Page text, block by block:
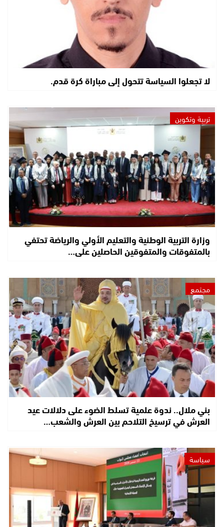
لا تجعلوا السياسة تتحول إلى مباراة كرة قدم.
تربية وتكوين
وزارة التربية الوطنية والتعليم الأولي والرياضة تحتفي
بالمتفوقات والمتفوقين الحاصلين على…
مجتمع
بني ملال.. ندوة علمية تسلط الضوء على دلالات عيد
العرش في ترسيخ التلاحم بين العرش والشعب…
سياسة